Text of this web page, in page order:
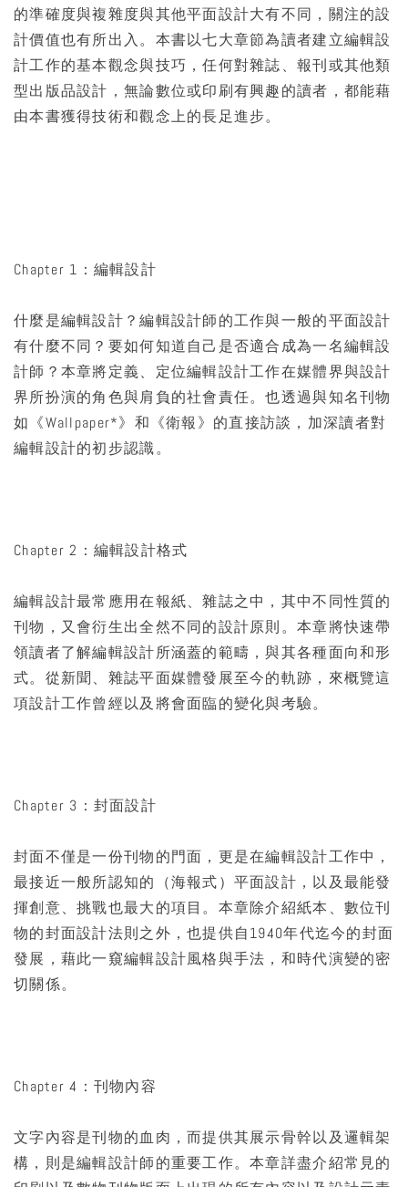
的準確度與複雜度與其他平面設計大有不同，關注的設
計價值也有所出入。本書以七大章節為讀者建立編輯設
計工作的基本觀念與技巧，任何對雜誌、報刊或其他類
型出版品設計，無論數位或印刷有興趣的讀者，都能藉
由本書獲得技術和觀念上的長足進步。
Chapter 1：編輯設計
什麼是編輯設計？編輯設計師的工作與一般的平面設計
有什麼不同？要如何知道自己是否適合成為一名編輯設
計師？本章將定義、定位編輯設計工作在媒體界與設計
界所扮演的角色與肩負的社會責任。也透過與知名刊物
如《Wallpaper*》和《衛報》的直接訪談，加深讀者對
編輯設計的初步認識。
Chapter 2：編輯設計格式
編輯設計最常應用在報紙、雜誌之中，其中不同性質的
刊物，又會衍生出全然不同的設計原則。本章將快速帶
領讀者了解編輯設計所涵蓋的範疇，與其各種面向和形
式。從新聞、雜誌平面媒體發展至今的軌跡，來概覽這
項設計工作曾經以及將會面臨的變化與考驗。
Chapter 3：封面設計
封面不僅是一份刊物的門面，更是在編輯設計工作中，
最接近一般所認知的（海報式）平面設計，以及最能發
揮創意、挑戰也最大的項目。本章除介紹紙本、數位刊
物的封面設計法則之外，也提供自1940年代迄今的封面
發展，藉此一窺編輯設計風格與手法，和時代演變的密
切關係。
Chapter 4：刊物內容
文字內容是刊物的血肉，而提供其展示骨幹以及邏輯架
構，則是編輯設計師的重要工作。本章詳盡介紹常見的